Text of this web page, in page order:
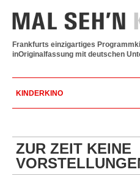
Frankfurts einzigartiges
inOriginalfassung mit deutschen
KINDERKINO
ZUR ZEIT KEINE